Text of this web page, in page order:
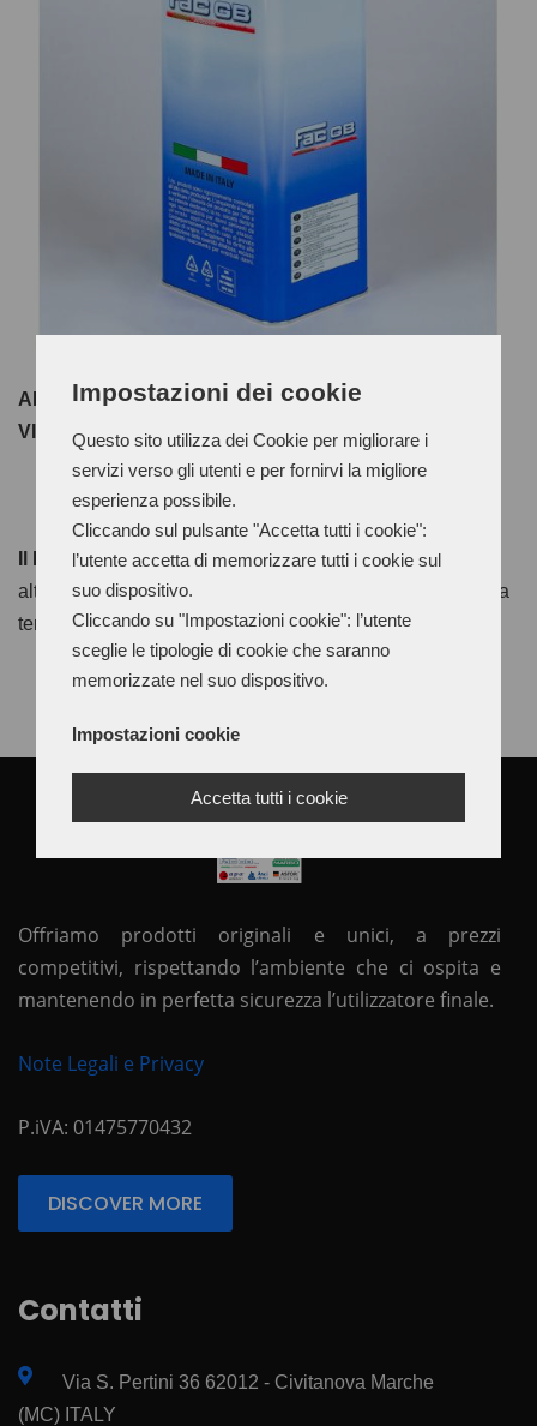
Impostazioni dei cookie
Questo sito utilizza dei Cookie per migliorare i
servizi verso gli utenti e per fornirvi la migliore
esperienza possibile.
Cliccando sul pulsante "Accetta tutti i cookie":
l’utente accetta di memorizzare tutti i cookie sul
suo dispositivo.
Cliccando su "Impostazioni cookie": l’utente
sceglie le tipologie di cookie che saranno
memorizzate nel suo dispositivo.
Impostazioni cookie
Accetta tutti i cookie
ADESIVO POLICLOROPRENICO A MEDUO ALTA
VISCOSITÀ RESISTENTE AL CALORE
Il Neoprene SDè un adesivo policloroprenico a medio-
alta viscosità e alta presa iniziale con un’ottima resistenza
termica. Applicazione a pennello da entrambi i lati.
Offriamo prodotti originali e unici, a prezzi
competitivi, rispettando l’ambiente che ci ospita e
mantenendo in perfetta sicurezza l’utilizzatore finale.
Note Legali e Privacy
P.iVA: 01475770432
DISCOVER MORE
Contatti
Via S. Pertini 36 62012 - Civitanova Marche
(MC) ITALY